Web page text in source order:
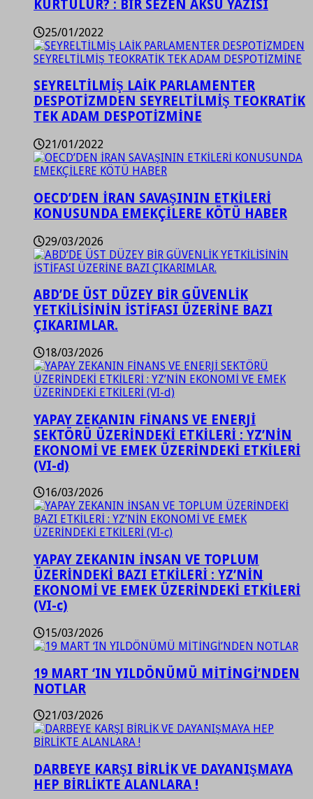
KURTULUR? : BİR SEZEN AKSU YAZISI
25/01/2022
SEYRELTİLMİŞ LAİK PARLAMENTER
DESPOTİZMDEN SEYRELTİLMİŞ TEOKRATİK
TEK ADAM DESPOTİZMİNE
21/01/2022
OECD’DEN İRAN SAVAŞININ ETKİLERİ
KONUSUNDA EMEKÇİLERE KÖTÜ HABER
29/03/2026
ABD’DE ÜST DÜZEY BİR GÜVENLİK
YETKİLİSİNİN İSTİFASI ÜZERİNE BAZI
ÇIKARIMLAR.
18/03/2026
YAPAY ZEKANIN FİNANS VE ENERJİ
SEKTÖRÜ ÜZERİNDEKİ ETKİLERİ : YZ’NİN
EKONOMİ VE EMEK ÜZERİNDEKİ ETKİLERİ
(VI-d)
16/03/2026
YAPAY ZEKANIN İNSAN VE TOPLUM
ÜZERİNDEKİ BAZI ETKİLERİ : YZ’NİN
EKONOMİ VE EMEK ÜZERİNDEKİ ETKİLERİ
(VI-c)
15/03/2026
19 MART ‘IN YILDÖNÜMÜ MİTİNGİ’NDEN
NOTLAR
21/03/2026
DARBEYE KARŞI BİRLİK VE DAYANIŞMAYA
HEP BİRLİKTE ALANLARA !